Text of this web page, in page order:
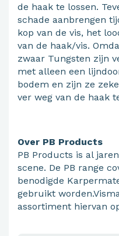
de haak te lossen.
schade aanbrengen
kop van de vis, het
van de haak/vis.
zwaar Tungsten zijn
met alleen een
bodem en zijn ze
ver weg van de haak
Over PB Products
PB Products is al
scene. De PB range
benodigde
gebruikt
assortiment hiervan